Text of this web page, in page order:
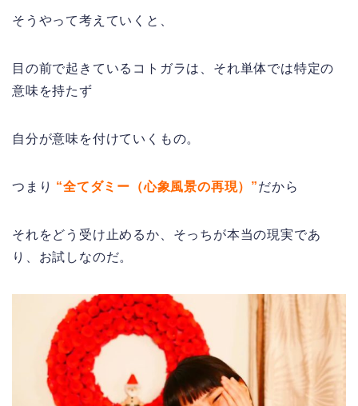
そうやって考えていくと、
目の前で起きているコトガラは、それ単体では特定の
意味を持たず
自分が意味を付けていくもの。
つまり “全てダミー（心象風景の再現）”だから
それをどう受け止めるか、そっちが本当の現実であ
り、お試しなのだ。